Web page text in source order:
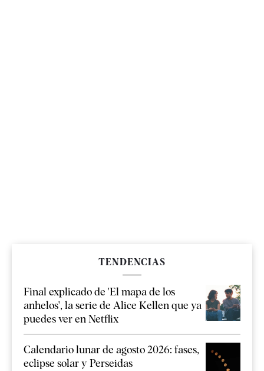
TENDENCIAS
Final explicado de 'El mapa de los
anhelos', la serie de Alice Kellen que ya
puedes ver en Netflix
Calendario lunar de agosto 2026: fases,
eclipse solar y Perseidas